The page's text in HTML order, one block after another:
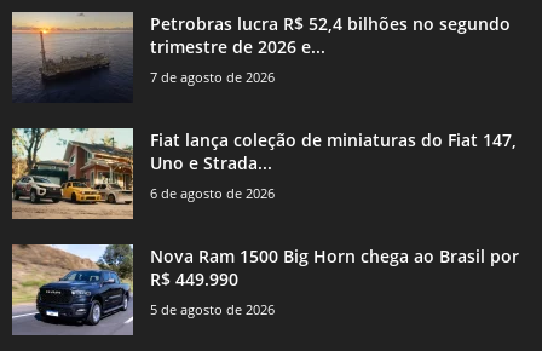
Petrobras lucra R$ 52,4 bilhões no segundo
trimestre de 2026 e...
7 de agosto de 2026
Fiat lança coleção de miniaturas do Fiat 147,
Uno e Strada...
6 de agosto de 2026
Nova Ram 1500 Big Horn chega ao Brasil por
R$ 449.990
5 de agosto de 2026